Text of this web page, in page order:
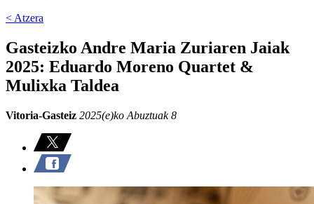
< Atzera
Gasteizko Andre Maria Zuriaren Jaiak
2025: Eduardo Moreno Quartet &
Mulixka Taldea
Vitoria-Gasteiz 2025(e)ko Abuztuak 8